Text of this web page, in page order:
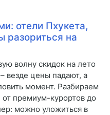
отели Пхукета,
разориться на
волну скидок на лето
везде цены падают, а
момент. Разбираем
премиум-курортов до
можно уложиться в